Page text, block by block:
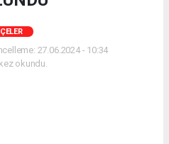
27.06.2024 - 10:34
okundu.